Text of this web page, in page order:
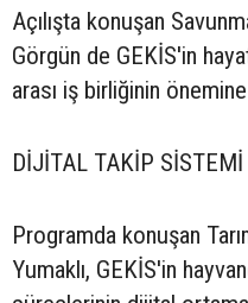
Açılışta konuşan
Görgün de GEKİS'in
arası iş birliğinin
DİJİTAL TAKİP SİSTEMİ
Programda konuşan
Yumaklı, GEKİS'in